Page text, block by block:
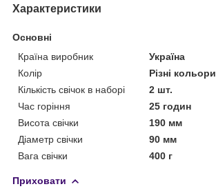
Характеристики
Основні
Країна виробник
Україна
Колір
Різні кольори
Кількість свічок в наборі
2 шт.
Час горіння
25 годин
Висота свічки
190 мм
Діаметр свічки
90 мм
Вага свічки
400 г
Приховати